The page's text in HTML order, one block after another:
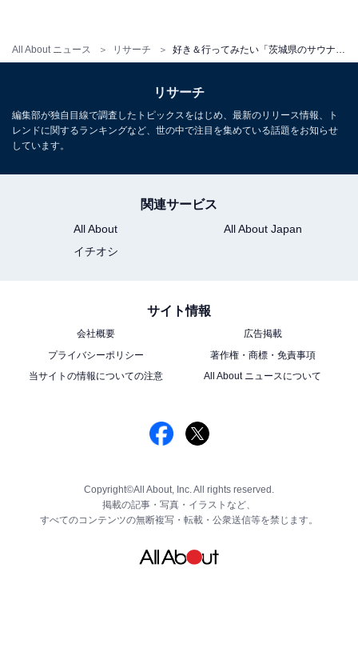
All About ニュース リサーチ 好き＆行ってみたい「茨城県のサウナ」ランキング！ 2位「3UN 茨城一番の極熱サウナ」を抑えた1位は？【2025年調査】
リサーチ
編集部が独自目線で調査したトピックスをはじめ、最新のリリース情報、ト
レンドに関するランキングなど、世の中で注目を集めている話題をお知らせ
しています。
関連サービス
All About
All About Japan
イチオシ
サイト情報
会社概要
広告掲載
プライバシーポリシー
著作権・商標・免責事項
当サイトの情報についての注意
All About ニュースについて
Copyright©All About, Inc. All rights reserved.
掲載の記事・写真・イラストなど、
すべてのコンテンツの無断複写・転載・公衆送信等を禁じます。